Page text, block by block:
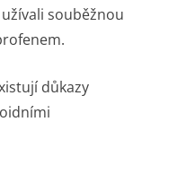
souběžnou
důkazy